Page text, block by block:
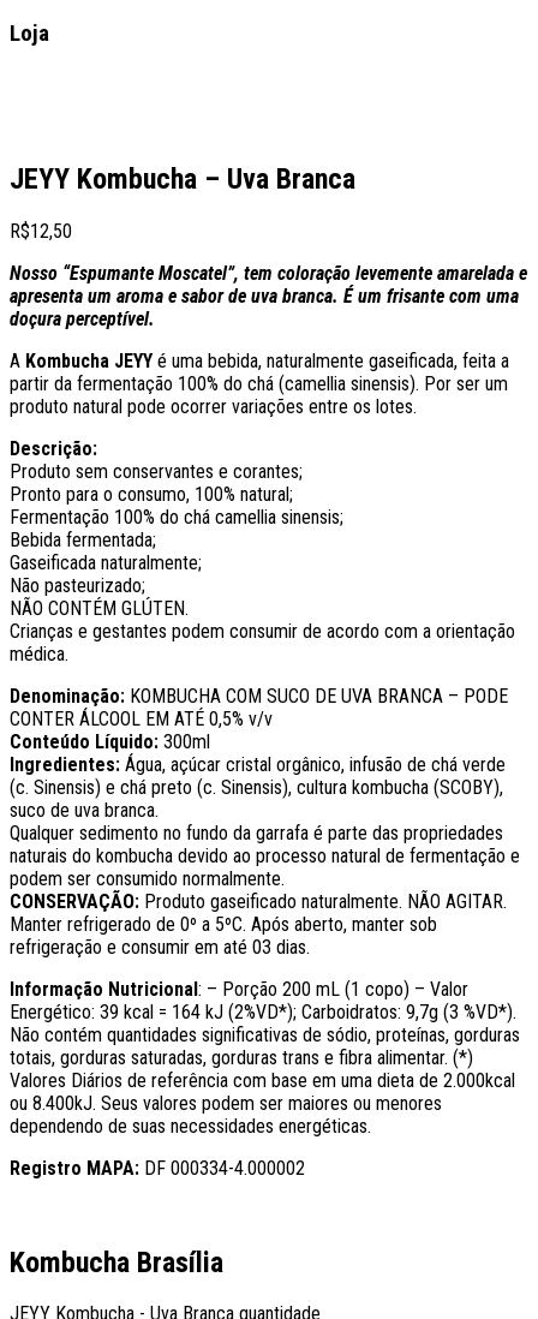
Loja
JEYY Kombucha – Uva Branca
R$12,50
Nosso “Espumante Moscatel”, tem coloração levemente amarelada e
apresenta um aroma e sabor de uva branca. É um frisante com uma
doçura perceptível.
A Kombucha JEYY é uma bebida, naturalmente gaseificada, feita a
partir da fermentação 100% do chá (camellia sinensis). Por ser um
produto natural pode ocorrer variações entre os lotes.
Descrição:
Produto sem conservantes e corantes;
Pronto para o consumo, 100% natural;
Fermentação 100% do chá camellia sinensis;
Bebida fermentada;
Gaseificada naturalmente;
Não pasteurizado;
NÃO CONTÉM GLÚTEN.
Crianças e gestantes podem consumir de acordo com a orientação
médica.
Denominação: KOMBUCHA COM SUCO DE UVA BRANCA – PODE
CONTER ÁLCOOL EM ATÉ 0,5% v/v
Conteúdo Líquido: 300ml
Ingredientes: Água, açúcar cristal orgânico, infusão de chá verde
(c. Sinensis) e chá preto (c. Sinensis), cultura kombucha (SCOBY),
suco de uva branca.
Qualquer sedimento no fundo da garrafa é parte das propriedades
naturais do kombucha devido ao processo natural de fermentação e
podem ser consumido normalmente.
CONSERVAÇÃO: Produto gaseificado naturalmente. NÃO AGITAR.
Manter refrigerado de 0º a 5ºC. Após aberto, manter sob
refrigeração e consumir em até 03 dias.
Informação Nutricional: – Porção 200 mL (1 copo) – Valor
Energético: 39 kcal = 164 kJ (2%VD*); Carboidratos: 9,7g (3 %VD*).
Não contém quantidades significativas de sódio, proteínas, gorduras
totais, gorduras saturadas, gorduras trans e fibra alimentar. (*)
Valores Diários de referência com base em uma dieta de 2.000kcal
ou 8.400kJ. Seus valores podem ser maiores ou menores
dependendo de suas necessidades energéticas.
Registro MAPA: DF 000334-4.000002
Kombucha Brasília
JEYY Kombucha - Uva Branca quantidade